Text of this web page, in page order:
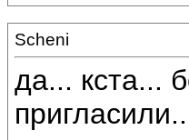
Scheni
да... кста...